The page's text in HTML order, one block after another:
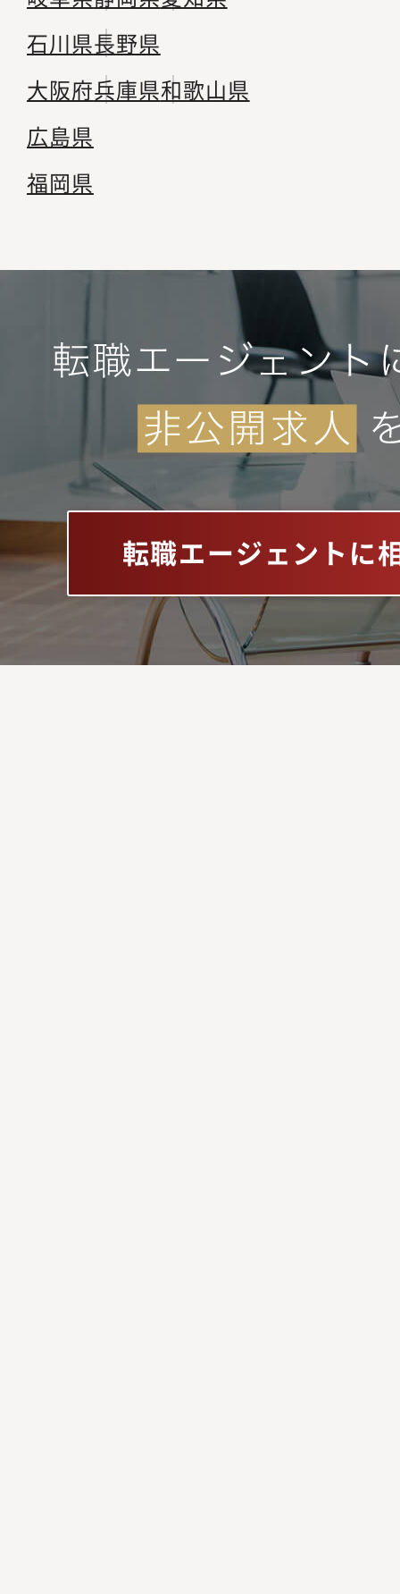
石川県長野県
大阪府兵庫県和歌山県
広島県
福岡県
転職エージェントに